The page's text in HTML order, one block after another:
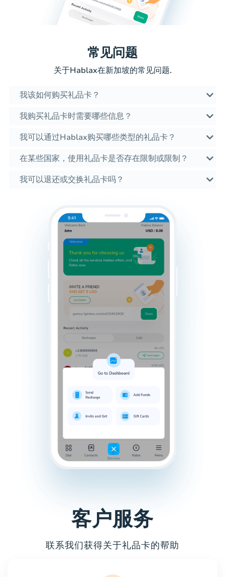
常见问题
关于Hablax在新加坡的常见问题.
我该如何购买礼品卡？
我购买礼品卡时需要哪些信息？
我可以通过Hablax购买哪些类型的礼品卡？
在某些国家，使用礼品卡是否存在限制或限制？
我可以退还或交换礼品卡吗？
客户服务
联系我们获得关于礼品卡的帮助